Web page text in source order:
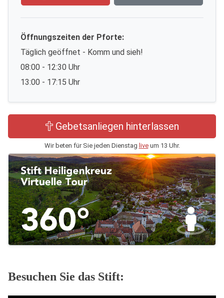
Öffnungszeiten der Pforte:
Täglich geöffnet - Komm und sieh!
08:00 - 12:30 Uhr
13:00 - 17:15 Uhr
Gebetsanliegen hinterlassen
Wir beten für Sie jeden Dienstag liveum 13 Uhr.
Besuchen Sie das Stift: